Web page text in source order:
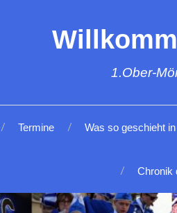
1.Ober-
Termine Was so geschieht
Chronik